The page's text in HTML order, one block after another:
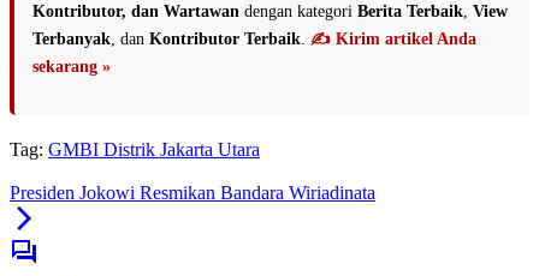
Kontributor, dan Wartawan dengan kategori Berita Terbaik View
Terbanyak , dan Kontributor Terbaik ✍️ Kirim artikel Anda
sekarang »
Tag: GMBI Distrik Jakarta Utara
Presiden Jokowi Resmikan Bandara Wiriadinata